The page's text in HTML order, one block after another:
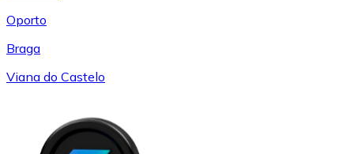
Oporto
Braga
Viana do Castelo